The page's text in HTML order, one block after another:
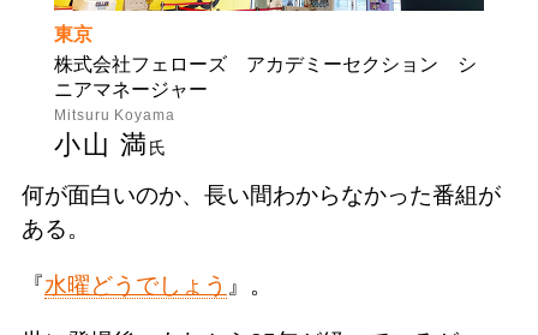
東京
株式会社フェローズ アカデミーセクション シ
ニアマネージャー
Mitsuru Koyama
小山 満 氏
何が面白いのか、長い間わからなかった番組が
ある。
『水曜どうでしょう 』。